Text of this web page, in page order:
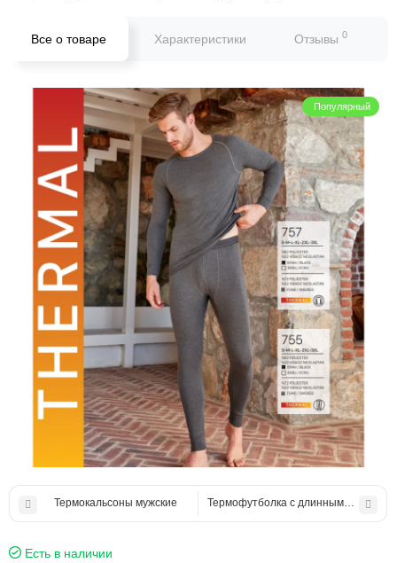
Все о товаре Характеристики Отзывы 0
Популярный
Термокальсоны мужские Термофутболка с длинным рукавом
Есть в наличии